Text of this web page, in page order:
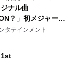
ジナル曲
？」初メジャー配
タテインメント